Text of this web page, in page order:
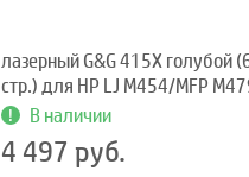
лазерный G&G 415X голубой
стр.) для HP LJ M454/MFP
В наличии
4 497 руб.